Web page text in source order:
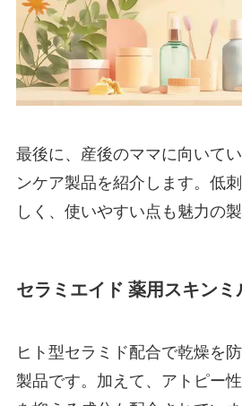
最後に、産後のママに向いて
ンケア製品を紹介します。低
しく、使いやすい点も魅力の
セラミエイド 薬用スキンミ
ヒト型セラミド配合で乾燥を
製品です。加えて、アトピー